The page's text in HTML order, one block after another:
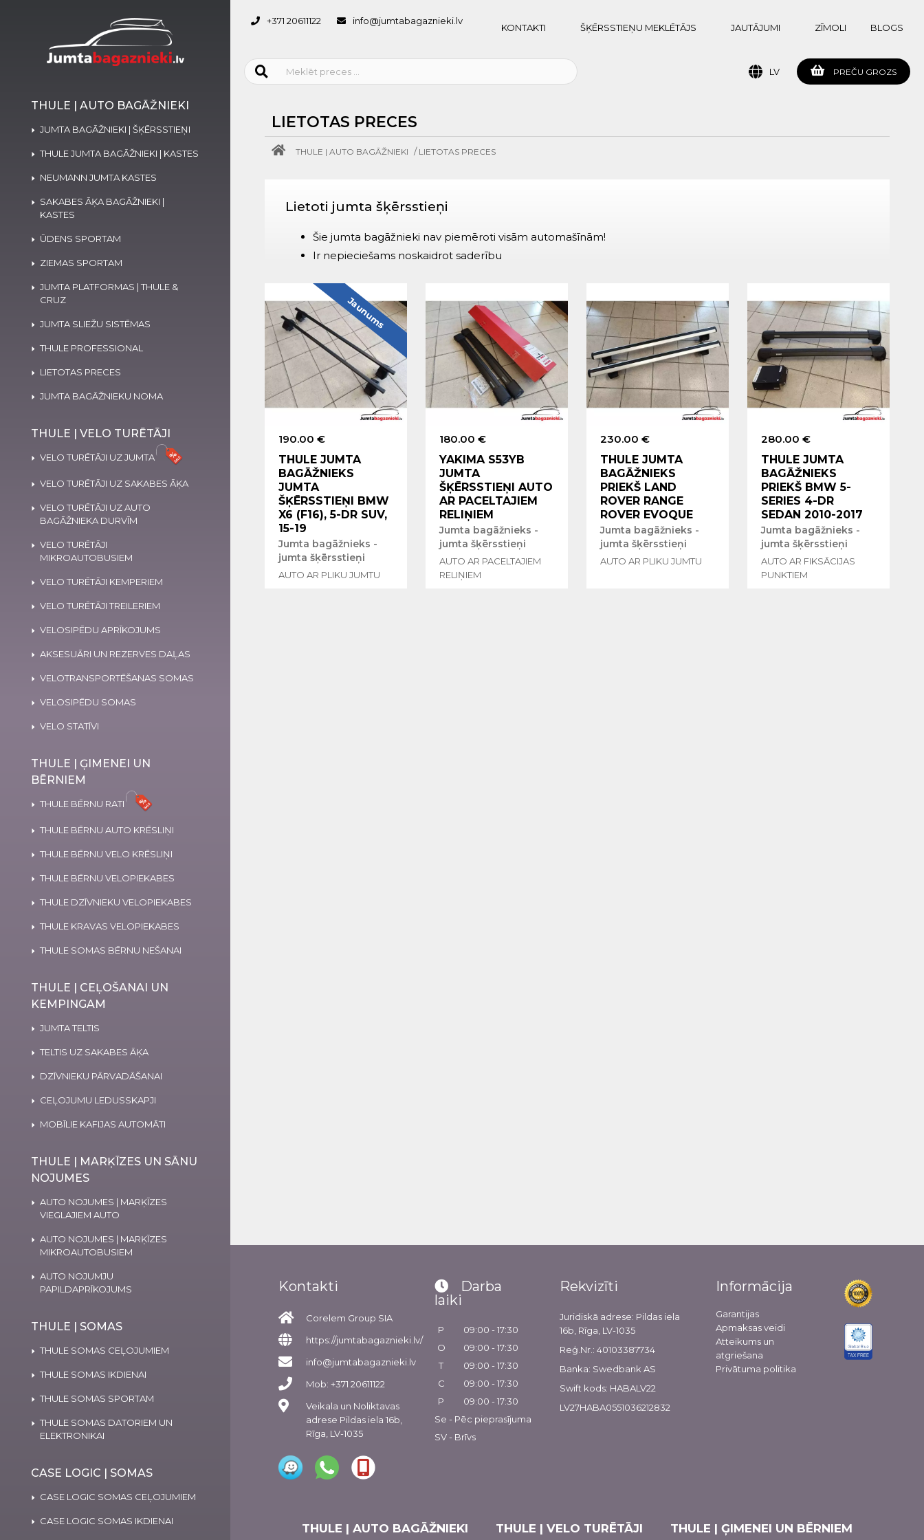
THULE | AUTO BAGĀŽNIEKI
JUMTA BAGĀŽNIEKI | ŠĶĒRSSTIEŅI
THULE JUMTA BAGĀŽNIEKI | KASTES
NEUMANN JUMTA KASTES
SAKABES ĀĶA BAGĀŽNIEKI |
KASTES
ŪDENS SPORTAM
ZIEMAS SPORTAM
JUMTA PLATFORMAS | THULE &
CRUZ
JUMTA SLIEŽU SISTĒMAS
THULE PROFESSIONAL
LIETOTAS PRECES
JUMTA BAGĀŽNIEKU NOMA
THULE | VELO TURĒTĀJI
VELO TURĒTĀJI UZ JUMTA
VELO TURĒTĀJI UZ SAKABES ĀĶA
VELO TURĒTĀJI UZ AUTO
BAGĀŽNIEKA DURVĪM
VELO TURĒTĀJI
MIKROAUTOBUSIEM
VELO TURĒTĀJI KEMPERIEM
VELO TURĒTĀJI TREILERIEM
VELOSIPĒDU APRĪKOJUMS
AKSESUĀRI UN REZERVES DAĻAS
VELOTRANSPORTĒŠANAS SOMAS
VELOSIPĒDU SOMAS
VELO STATĪVI
THULE | ĢIMENEI UN
BĒRNIEM
THULE BĒRNU RATI
THULE BĒRNU AUTO KRĒSLIŅI
THULE BĒRNU VELO KRĒSLIŅI
THULE BĒRNU VELOPIEKABES
THULE DZĪVNIEKU VELOPIEKABES
THULE KRAVAS VELOPIEKABES
THULE SOMAS BĒRNU NEŠANAI
THULE | CEĻOŠANAI UN
KEMPINGAM
JUMTA TELTIS
TELTIS UZ SAKABES ĀĶA
DZĪVNIEKU PĀRVADĀŠANAI
CEĻOJUMU LEDUSSKAPJI
MOBĪLIE KAFIJAS AUTOMĀTI
THULE | MARĶĪZES UN SĀNU
NOJUMES
AUTO NOJUMES | MARĶĪZES
VIEGLAJIEM AUTO
AUTO NOJUMES | MARĶĪZES
MIKROAUTOBUSIEM
AUTO NOJUMJU
PAPILDAPRĪKOJUMS
THULE | SOMAS
THULE SOMAS CEĻOJUMIEM
THULE SOMAS IKDIENAI
THULE SOMAS SPORTAM
THULE SOMAS DATORIEM UN
ELEKTRONIKAI
CASE LOGIC | SOMAS
CASE LOGIC SOMAS CEĻOJUMIEM
CASE LOGIC SOMAS IKDIENAI
+371 20611122 info@jumtabagaznieki.lv
KONTAKTI ŠĶĒRSSTIEŅU MEKLĒTĀJS JAUTĀJUMI ZĪMOLI BLOGS
PREČU GROZS
LV
LIETOTAS PRECES
THULE | AUTO BAGĀŽNIEKI / LIETOTAS PRECES
Lietoti jumta šķērsstieņi
Šie jumta bagāžnieki nav piemēroti visām automašīnām!
Ir nepieciešams noskaidrot saderību
190.00 €
THULE JUMTA
BAGĀŽNIEKS
JUMTA
ŠĶĒRSSTIEŅI BMW
X6 (F16), 5-DR SUV,
15-19
Jumta bagāžnieks -
jumta šķērsstieņi
AUTO AR PLIKU JUMTU
Jaunums
180.00 €
YAKIMA S53YB
JUMTA
ŠĶĒRSSTIEŅI AUTO
AR PACELTAJIEM
RELIŅIEM
Jumta bagāžnieks -
jumta šķērsstieņi
AUTO AR PACELTAJIEM
RELIŅIEM
230.00 €
THULE JUMTA
BAGĀŽNIEKS
PRIEKŠ LAND
ROVER RANGE
ROVER EVOQUE
Jumta bagāžnieks -
jumta šķērsstieņi
AUTO AR PLIKU JUMTU
280.00 €
THULE JUMTA
BAGĀŽNIEKS
PRIEKŠ BMW 5-
SERIES 4-DR
SEDAN 2010-2017
Jumta bagāžnieks -
jumta šķērsstieņi
AUTO AR FIKSĀCIJAS
PUNKTIEM
Kontakti
Corelem Group SIA
https://jumtabagaznieki.lv/
info@jumtabagaznieki.lv
Mob: +371 20611122
Veikala un Noliktavas
adrese Pildas iela 16b,
Rīga, LV-1035
Darba
laiki
P
09:00 - 17:30
O
09:00 - 17:30
T
09:00 - 17:30
C
09:00 - 17:30
P
09:00 - 17:30
Se - Pēc pieprasījuma
SV - Brīvs
Rekvizīti
Juridiskā adrese: Pildas iela
16b, Rīga, LV-1035
Reģ.Nr.: 40103387734
Banka: Swedbank AS
Swift kods: HABALV22
LV27HABA0551036212832
Informācija
Garantijas
Apmaksas veidi
Atteikums un
atgriešana
Privātuma politika
THULE | AUTO BAGĀŽNIEKI THULE | VELO TURĒTĀJI THULE | ĢIMENEI UN BĒRNIEM